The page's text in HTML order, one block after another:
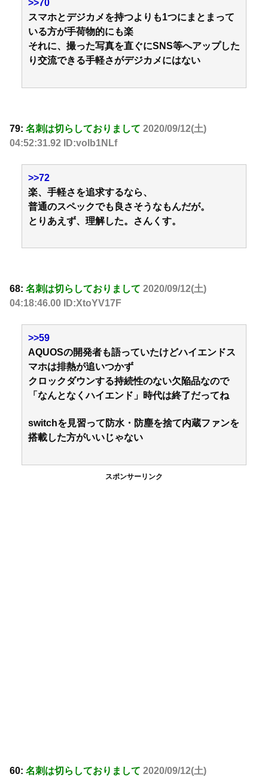
>>70
スマホとデジカメを持つよりも1つにまとまって
いる方が手荷物的にも楽
それに、撮った写真を直ぐにSNS等へアップした
り交流できる手軽さがデジカメにはない
79: 名刺は切らしておりまして 2020/09/12(土)
04:52:31.92 ID:volb1NLf
>>72
楽、手軽さを追求するなら、
普通のスペックでも良さそうなもんだが。
とりあえず、理解した。さんくす。
68: 名刺は切らしておりまして 2020/09/12(土)
04:18:46.00 ID:XtoYV17F
>>59
AQUOSの開発者も語っていたけどハイエンドス
マホは排熱が追いつかず
クロックダウンする持続性のない欠陥品なので
「なんとなくハイエンド」時代は終了だってね
switchを見習って防水・防塵を捨て内蔵ファンを
搭載した方がいいじゃない
スポンサーリンク
60: 名刺は切らしておりまして 2020/09/12(土)